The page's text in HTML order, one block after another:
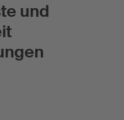
und